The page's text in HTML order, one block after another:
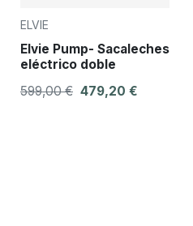
ELVIE
Elvie Pump- Sacaleches
eléctrico doble
599,00 € 479,20 €